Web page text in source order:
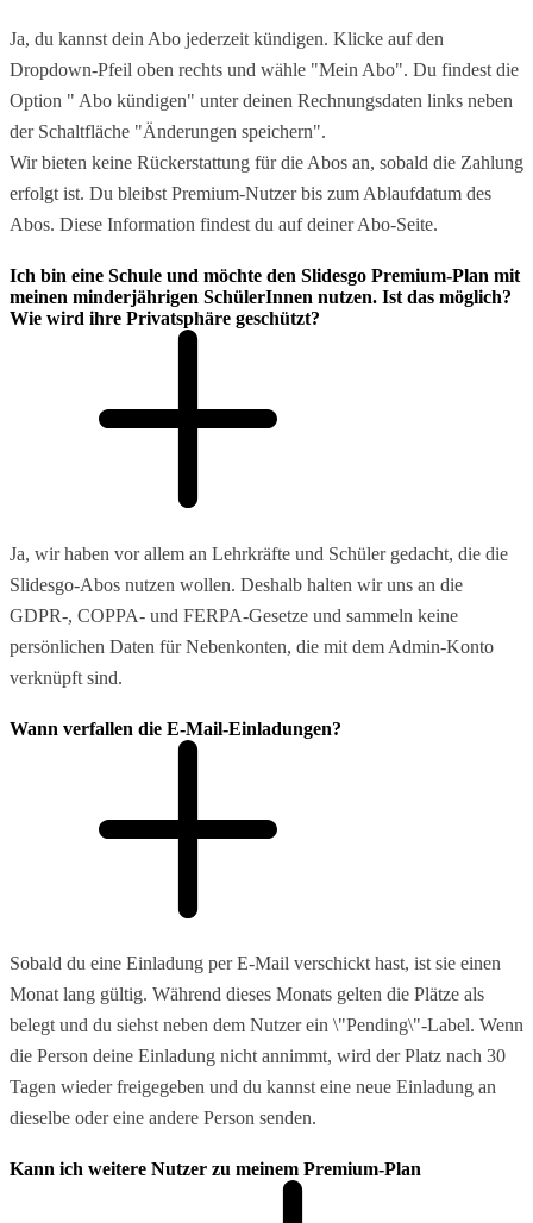
Ja, du kannst dein Abo jederzeit kündigen. Klicke auf den
Dropdown-Pfeil oben rechts und wähle "Mein Abo". Du findest die
Option " Abo kündigen" unter deinen Rechnungsdaten links neben
der Schaltfläche "Änderungen speichern".
Wir bieten keine Rückerstattung für die Abos an, sobald die Zahlung
erfolgt ist. Du bleibst Premium-Nutzer bis zum Ablaufdatum des
Abos. Diese Information findest du auf deiner Abo-Seite.
Ich bin eine Schule und möchte den Slidesgo Premium-Plan mit
meinen minderjährigen SchülerInnen nutzen. Ist das möglich?
Wie wird ihre Privatsphäre geschützt?
Ja, wir haben vor allem an Lehrkräfte und Schüler gedacht, die die
Slidesgo-Abos nutzen wollen. Deshalb halten wir uns an die
GDPR-, COPPA- und FERPA-Gesetze und sammeln keine
persönlichen Daten für Nebenkonten, die mit dem Admin-Konto
verknüpft sind.
Wann verfallen die E-Mail-Einladungen?
Sobald du eine Einladung per E-Mail verschickt hast, ist sie einen
Monat lang gültig. Während dieses Monats gelten die Plätze als
belegt und du siehst neben dem Nutzer ein \"Pending\"-Label. Wenn
die Person deine Einladung nicht annimmt, wird der Platz nach 30
Tagen wieder freigegeben und du kannst eine neue Einladung an
dieselbe oder eine andere Person senden.
Kann ich weitere Nutzer zu meinem Premium-Plan